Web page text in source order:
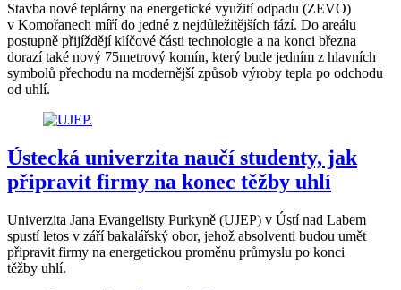
Stavba nové teplárny na energetické využití odpadu (ZEVO)
v Komořanech míří do jedné z nejdůležitějších fází. Do areálu
postupně přijíždějí klíčové části technologie a na konci března
dorazí také nový 75metrový komín, který bude jedním z hlavních
symbolů přechodu na modernější způsob výroby tepla po odchodu
od uhlí.
Ústecká univerzita naučí studenty, jak
připravit firmy na konec těžby uhlí
Univerzita Jana Evangelisty Purkyně (UJEP) v Ústí nad Labem
spustí letos v září bakalářský obor, jehož absolventi budou umět
připravit firmy na energetickou proměnu průmyslu po konci
těžby uhlí.